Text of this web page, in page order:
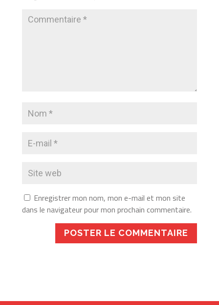
Enregistrer mon nom, mon e-mail et mon site
dans le navigateur pour mon prochain commentaire.